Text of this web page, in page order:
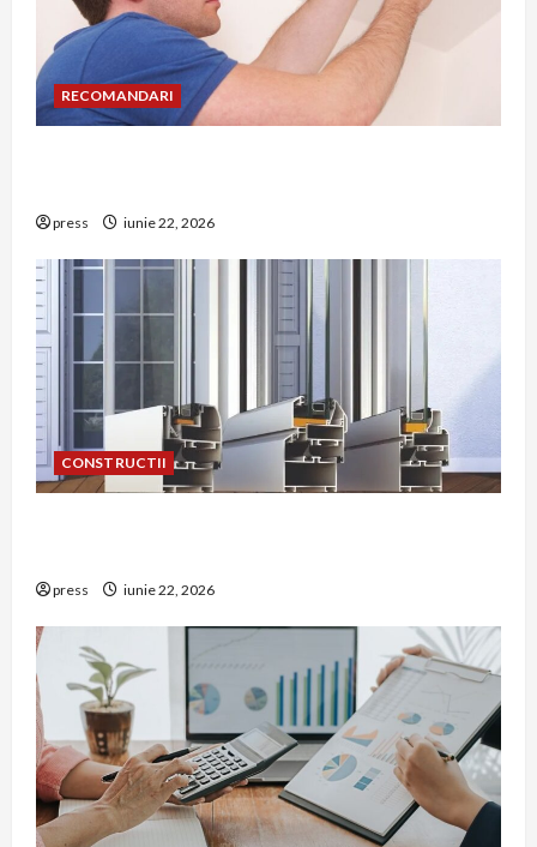
RECOMANDARI
press iunie 22, 2026
CONSTRUCTII
press iunie 22, 2026